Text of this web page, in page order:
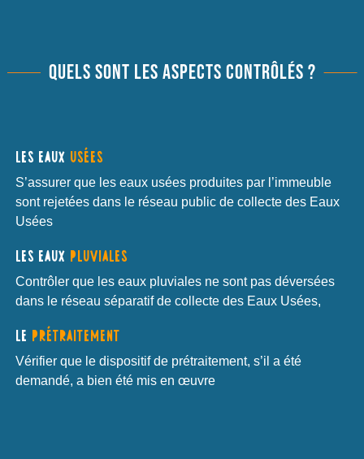
QUELS SONT LES ASPECTS CONTRÔLÉS ?
LES EAUX USÉES
S’assurer que les eaux usées produites par l’immeuble
sont rejetées dans le réseau public de collecte des Eaux
Usées
LES EAUX PLUVIALES
Contrôler que les eaux pluviales ne sont pas déversées
dans le réseau séparatif de collecte des Eaux Usées,
LE PRÉTRAITEMENT
Vérifier que le dispositif de prétraitement, s’il a été
demandé, a bien été mis en œuvre